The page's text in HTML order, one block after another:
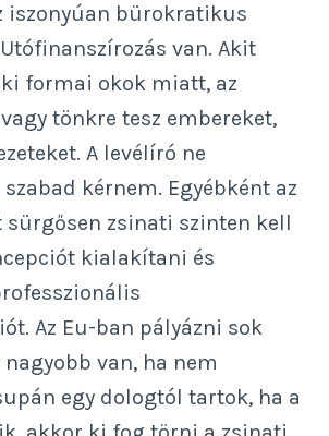
iszonyúan bürokratikus
van. Akit
formai okok miatt, az
tönkre tesz embereket,
A levélíró ne
szabad kérnem. Egyébként az
sürgősen zsinati szinten kell
kialakítani és
Az Eu-ban pályázni sok
van, ha nem
egy dologtól tartok, ha a